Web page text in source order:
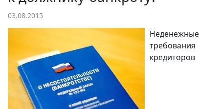
03.08.2015
Неденежные
требования
кредиторов